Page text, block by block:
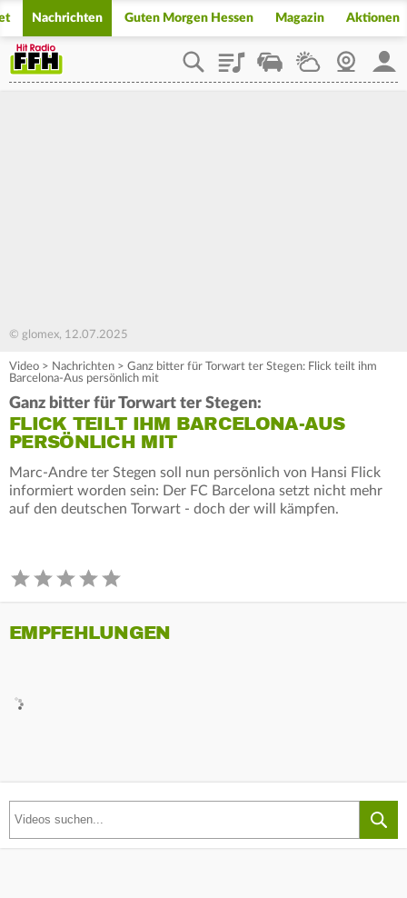
Nachrichten Guten Morgen Hessen Magazin Aktionen
PlaylistStaupilotWetterWebcam
© glomex, 12.07.2025
Video > Nachrichten > Ganz bitter für Torwart ter Stegen: Flick teilt ihm
Barcelona-Aus persönlich mit
Ganz bitter für Torwart ter Stegen:
FLICK TEILT IHM BARCELONA-AUS
PERSÖNLICH MIT
Marc-Andre ter Stegen soll nun persönlich von Hansi Flick
informiert worden sein: Der FC Barcelona setzt nicht mehr
auf den deutschen Torwart - doch der will kämpfen.
EMPFEHLUNGEN